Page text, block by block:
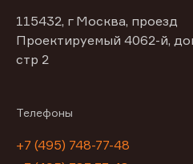
115432, г Москва, проезд
Проектируемый 4062-й,
стр 2
Телефоны
+7 (495) 748-77-48